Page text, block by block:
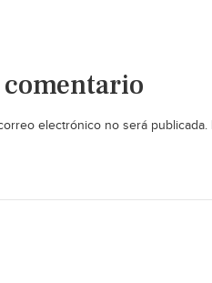
electrónico no será publicada.